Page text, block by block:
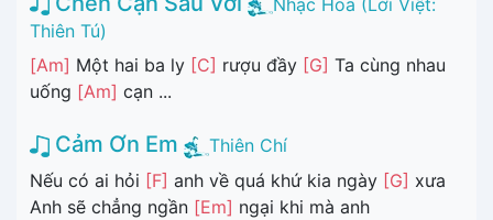
Thiên Tú)
[Am] Một hai ba ly [C] rượu đầy [G] Ta cùng nhau
uống [Am] cạn ...
Cảm Ơn Em
Thiên Chí
Nếu có ai hỏi [F] anh về quá khứ kia ngày [G] xưa
Anh sẽ chẳng ngần [Em] ngại khi mà anh